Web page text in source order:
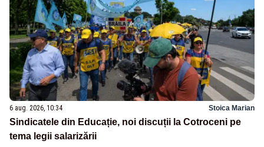
6 aug. 2026, 10:34 Stoica Marian
Sindicatele din Educație, noi discuții la Cotroceni pe
tema legii salarizării